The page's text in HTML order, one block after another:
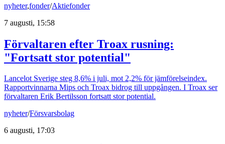
nyheter,fonder/Aktiefonder
7 augusti, 15:58
Förvaltaren efter Troax rusning:
"Fortsatt stor potential"
Lancelot Sverige steg 8,6% i juli, mot 2,2% för jämförelseindex.
Rapportvinnarna Mips och Troax bidrog till uppgången. I Troax ser
förvaltaren Erik Bertilsson fortsatt stor potential.
nyheter/Försvarsbolag
6 augusti, 17:03